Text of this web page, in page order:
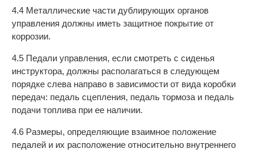
4.4 Металлические части дублирующих органов
управления должны иметь защитное покрытие от
коррозии.
4.5 Педали управления, если смотреть с сиденья
инструктора, должны располагаться в следующем
порядке слева направо в зависимости от вида коробки
передач: педаль сцепления, педаль тормоза и педаль
подачи топлива при ее наличии.
4.6 Размеры, определяющие взаимное положение
педалей и их расположение относительно внутреннего